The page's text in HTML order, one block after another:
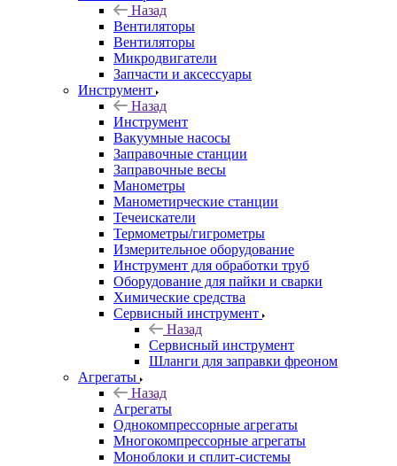
Назад
Вентиляторы
Вентиляторы
Микродвигатели
Запчасти и аксессуары
Инструмент
Назад
Инструмент
Вакуумные насосы
Заправочные станции
Заправочные весы
Манометры
Манометирческие станции
Течеискатели
Термометры/гигрометры
Измерительное оборудование
Инструмент для обработки труб
Оборудование для пайки и сварки
Химические средства
Сервисный инструмент
Назад
Сервисный инструмент
Шланги для заправки фреоном
Агрегаты
Назад
Агрегаты
Однокомпрессорные агрегаты
Многокомпрессорные агрегаты
Моноблоки и сплит-системы